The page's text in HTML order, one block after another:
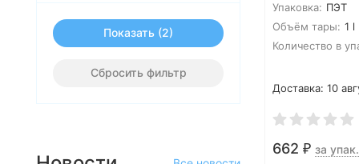
Упаковка: ПЭТ
Объём тары: 1 l
Количество в
Доставка: 10
662 ₽ за упак.
Показать
Сбросить фильтр